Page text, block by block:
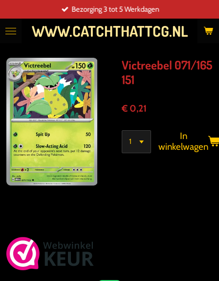
direct
naar
WWW.CATCHTHATTCG.NL
Bezorging 3 tot 5 Werkdagen
Victreebel 071/165
151
€ 0,21
In
winkelwagen